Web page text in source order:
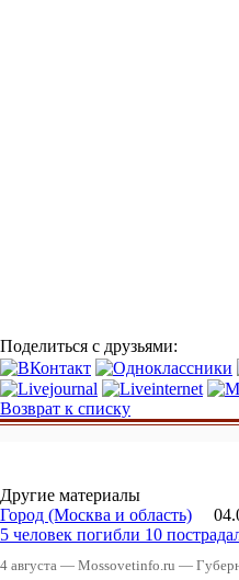
Поделиться с друзьями:
Возврат к списку
Другие материалы
Город (Москва и область)
5 человек погибли 10
4 августа — Mossovetinfo.ru —